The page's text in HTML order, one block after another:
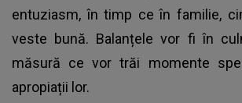
entuziasm, în timp ce în familie,
veste bună. Balanțele vor fi în
măsură ce vor trăi momente
apropiații lor.